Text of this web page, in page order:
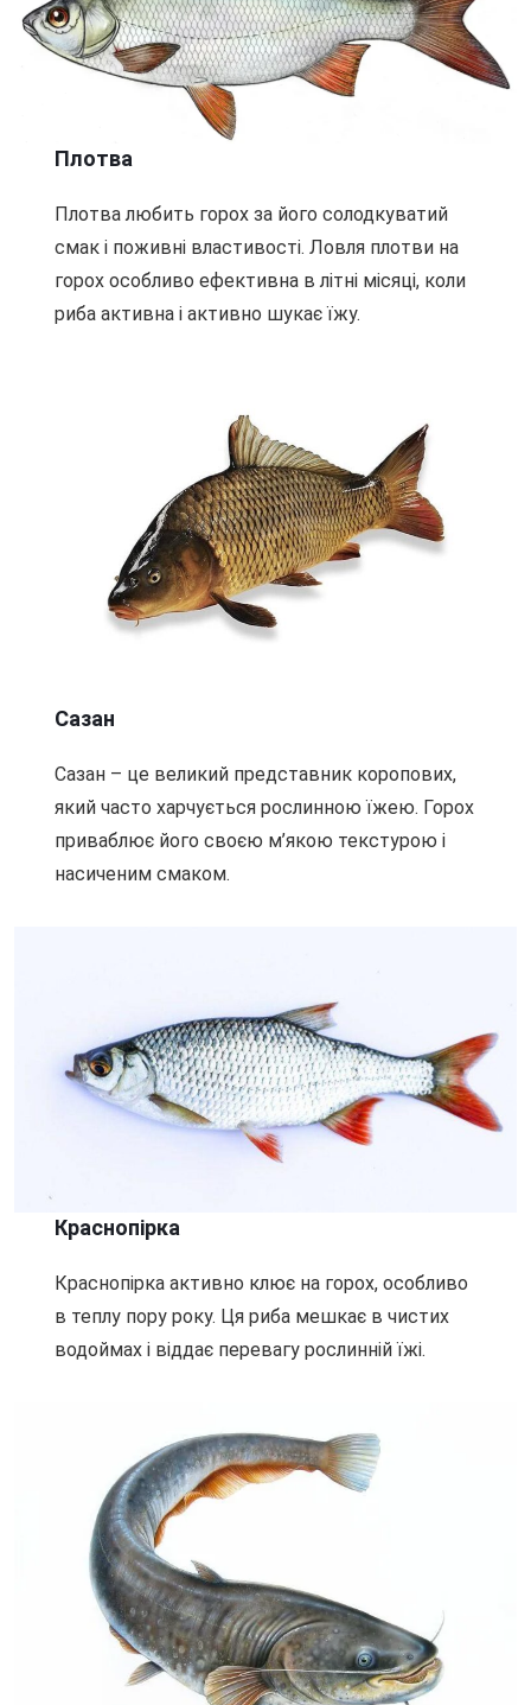
Плотва
Плотва любить горох за його солодкуватий
смак і поживні властивості. Ловля плотви на
горох особливо ефективна в літні місяці, коли
риба активна і активно шукає їжу.
Сазан
Сазан – це великий представник коропових,
який часто харчується рослинною їжею. Горох
приваблює його своєю м’якою текстурою і
насиченим смаком.
Краснопірка
Краснопірка активно клює на горох, особливо
в теплу пору року. Ця риба мешкає в чистих
водоймах і віддає перевагу рослинній їжі.